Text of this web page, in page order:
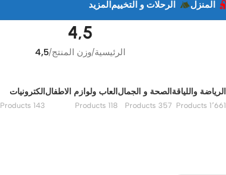
المنزل الرحلات و التخييم المزيد
4,5
الرئيسية/وزن المنتج/
4,5
الرياضة واللياقة
1٬661 Products
الصحة و الجمال
357 Products
العاب ولوازم الاطفال
118 Products
الكترونيات
143 Products